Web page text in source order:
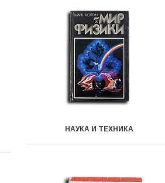
НАУКА И ТЕХНИКА